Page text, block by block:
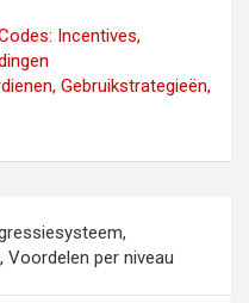
Incentives,
Gebruikstrategieën,
Voordelen per niveau